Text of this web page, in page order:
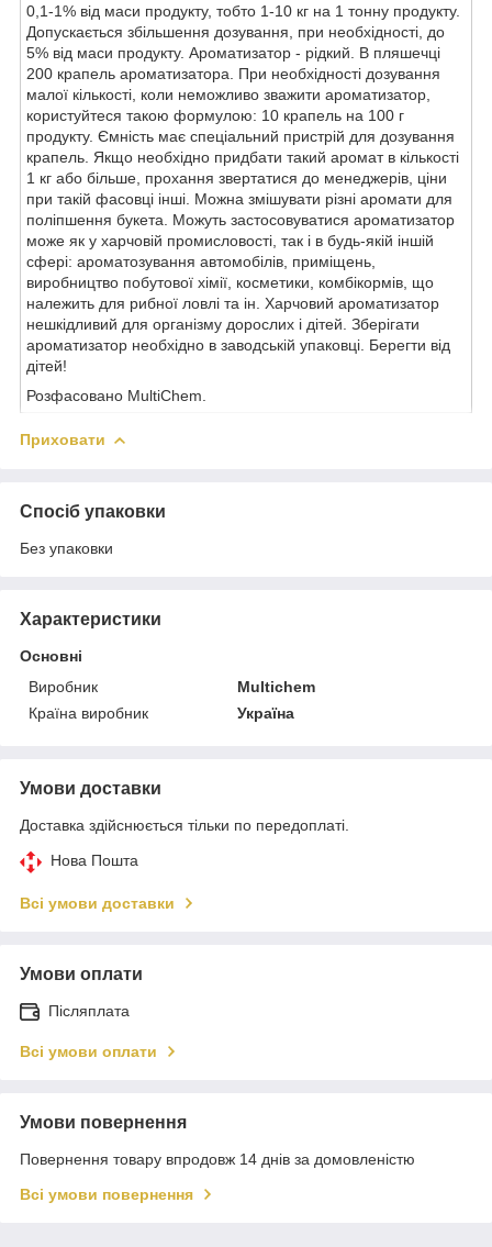
0,1-1% від маси продукту, тобто 1-10 кг на 1 тонну продукту.
Допускається збільшення дозування, при необхідності, до
5% від маси продукту. Ароматизатор - рідкий. В пляшечці
200 крапель ароматизатора. При необхідності дозування
малої кількості, коли неможливо зважити ароматизатор,
користуйтеся такою формулою: 10 крапель на 100 г
продукту. Ємність має спеціальний пристрій для дозування
крапель. Якщо необхідно придбати такий аромат в кількості
1 кг або більше, прохання звертатися до менеджерів, ціни
при такій фасовці інші. Можна змішувати різні аромати для
поліпшення букета. Можуть застосовуватися ароматизатор
може як у харчовій промисловості, так і в будь-якій іншій
сфері: ароматозування автомобілів, приміщень,
виробництво побутової хімії, косметики, комбікормів, що
належить для рибної ловлі та ін. Харчовий ароматизатор
нешкідливий для організму дорослих і дітей. Зберігати
ароматизатор необхідно в заводській упаковці. Берегти від
дітей!
Розфасовано MultiChem.
Приховати
Спосіб упаковки
Без упаковки
Характеристики
Основні
Виробник
Multichem
Країна виробник
Україна
Умови доставки
Доставка здійснюється тільки по передоплаті.
Нова Пошта
Всі умови доставки
Умови оплати
Післяплата
Всі умови оплати
Умови повернення
Повернення товару впродовж 14 днів за домовленістю
Всі умови повернення